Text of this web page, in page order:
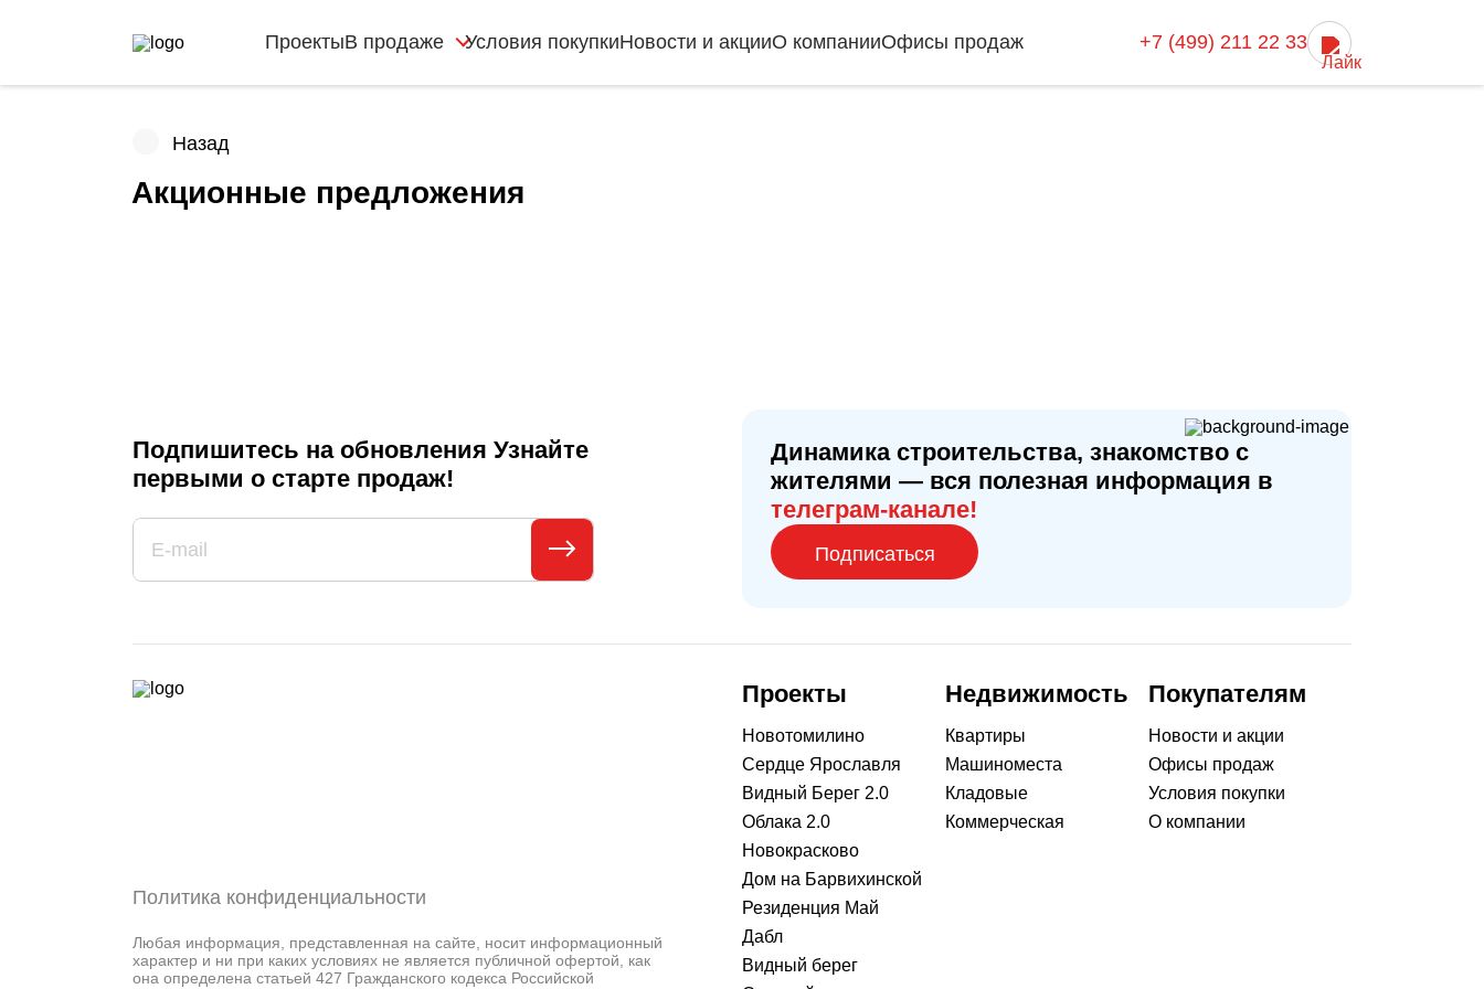
ПроектыВ продаже Условия покупкиНовости и акцииО компанииОфисы продаж +7 (499) 211 22 33
Назад
Акционные предложения
Подпишитесь на обновления Узнайте
первыми о старте продаж!
Динамика строительства, знакомство с
жителями — вся полезная информация в
телеграм-канале!
Подписаться
Политика конфиденциальности
Любая информация, представленная на сайте, носит информационный
характер и ни при каких условиях не является публичной офертой, как
она определена статьей 427 Гражданского кодекса Российской
Проекты
Новотомилино
Сердце Ярославля
Видный Берег 2.0
Облака 2.0
Новокрасково
Дом на Барвихинской
Резиденция Май
Дабл
Видный берег
Недвижимость
Квартиры
Машиноместа
Кладовые
Коммерческая
Покупателям
Новости и акции
Офисы продаж
Условия покупки
О компании